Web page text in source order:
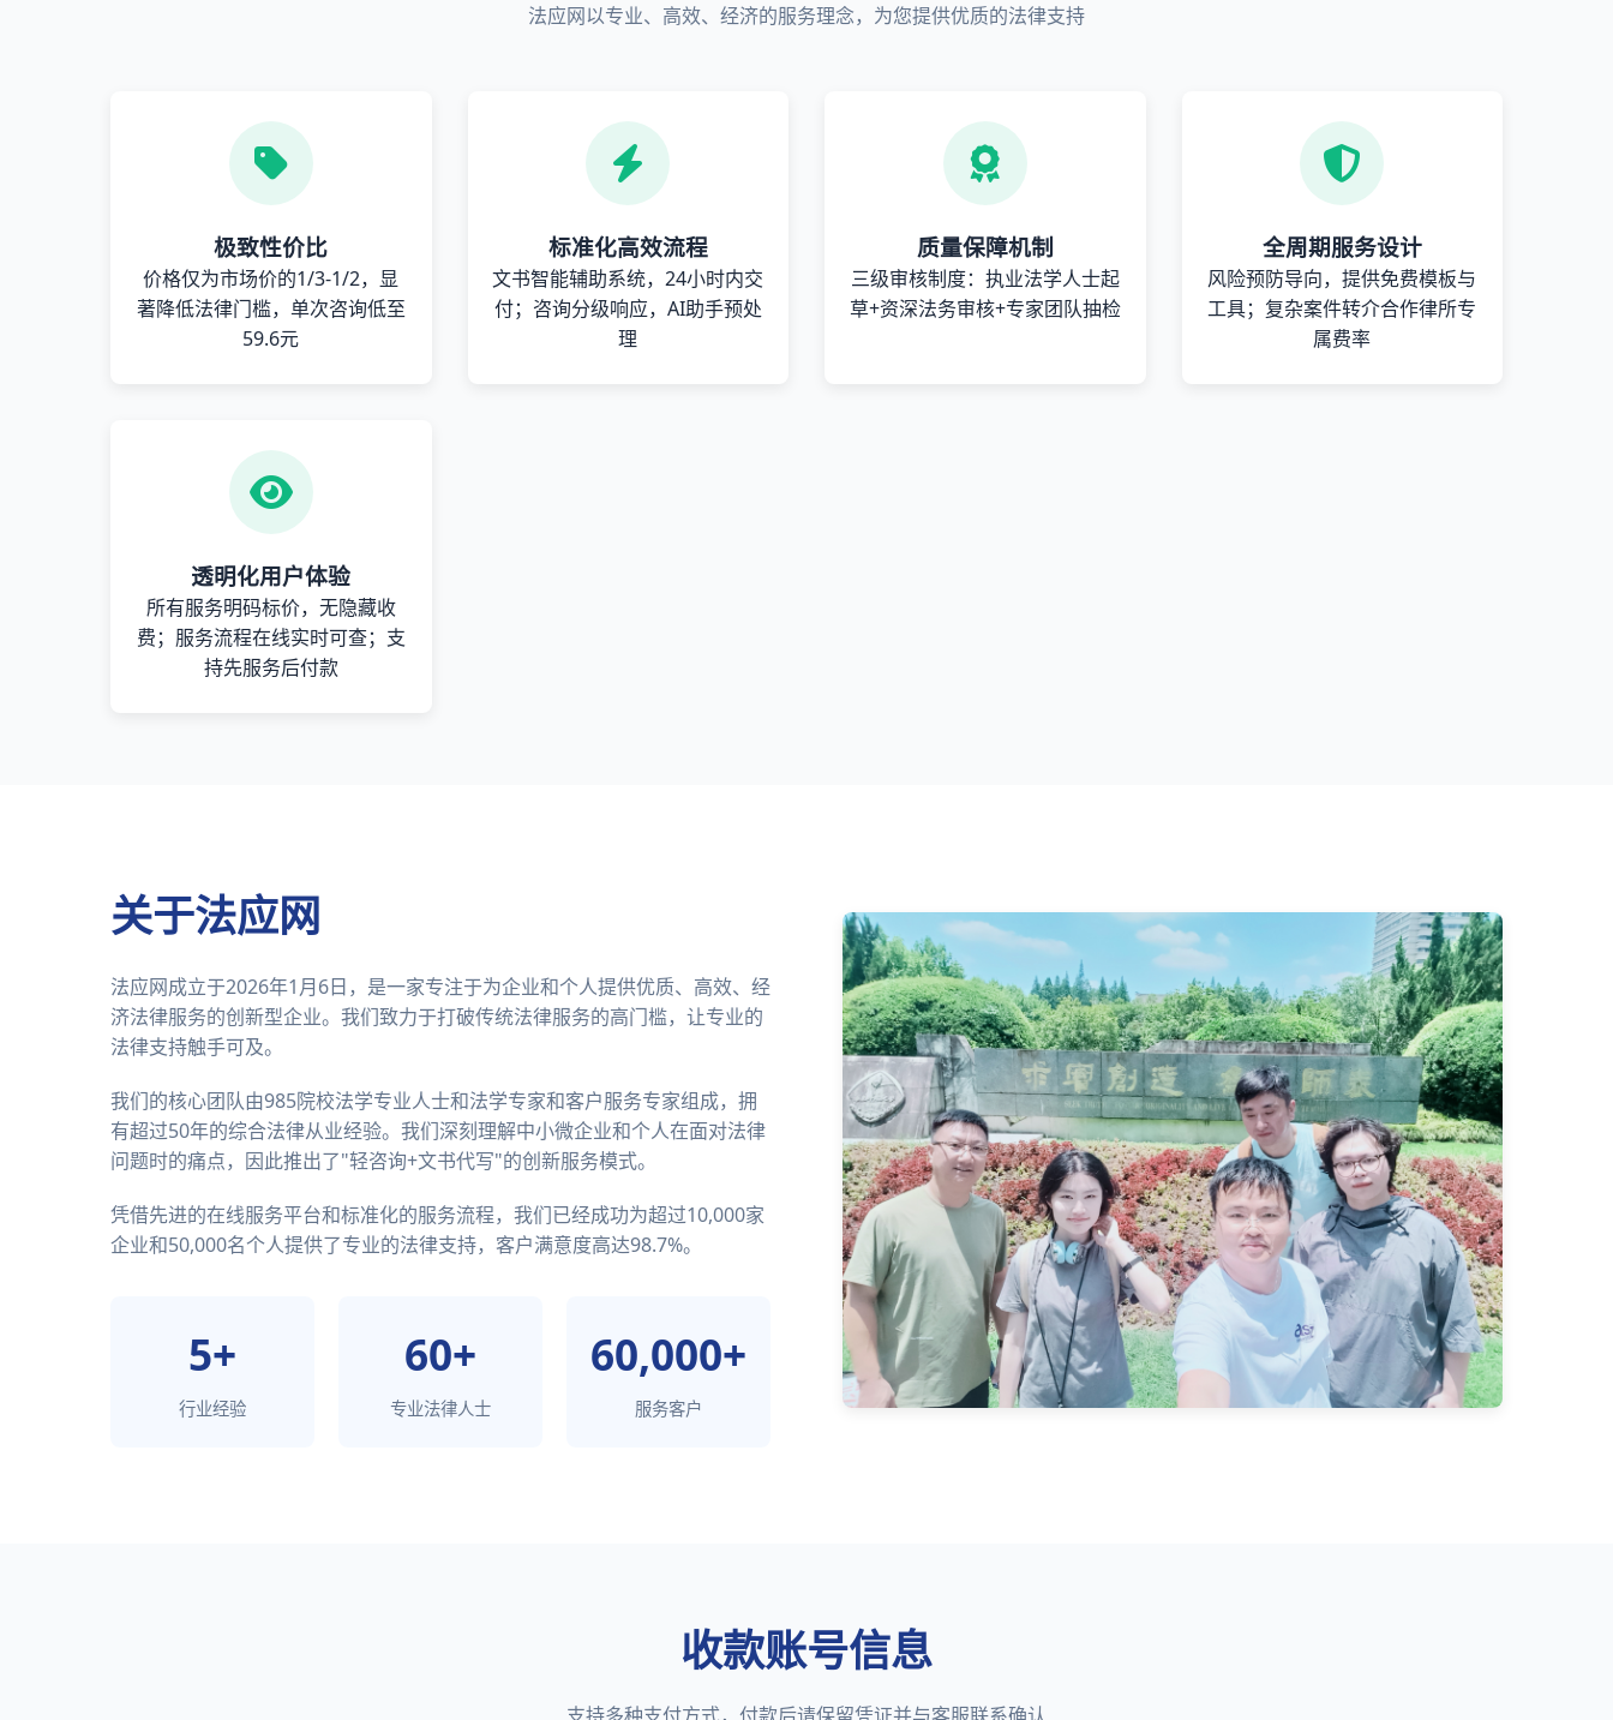
法应网以专业、高效、经济的服务理念，为您提供优质的法律支持
极致性价比
价格仅为市场价的1/3-1/2，显
著降低法律门槛，单次咨询低至
59.6元
标准化高效流程
文书智能辅助系统，24小时内交
付；咨询分级响应，AI助手预处
理
质量保障机制
三级审核制度：执业法学人士起
草+资深法务审核+专家团队抽检
全周期服务设计
风险预防导向，提供免费模板与
工具；复杂案件转介合作律所专
属费率
透明化用户体验
所有服务明码标价，无隐藏收
费；服务流程在线实时可查；支
持先服务后付款
关于法应网
法应网成立于2026年1月6日，是一家专注于为企业和个人提供优质、高效、经
济法律服务的创新型企业。我们致力于打破传统法律服务的高门槛，让专业的
法律支持触手可及。
我们的核心团队由985院校法学专业人士和法学专家和客户服务专家组成，拥
有超过50年的综合法律从业经验。我们深刻理解中小微企业和个人在面对法律
问题时的痛点，因此推出了"轻咨询+文书代写"的创新服务模式。
凭借先进的在线服务平台和标准化的服务流程，我们已经成功为超过10,000家
企业和50,000名个人提供了专业的法律支持，客户满意度高达98.7%。
5+
行业经验
60+
专业法律人士
60,000+
服务客户
收款账号信息